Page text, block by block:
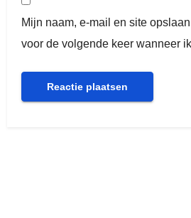
Mijn naam, e-mail en site
voor de volgende keer wanneer